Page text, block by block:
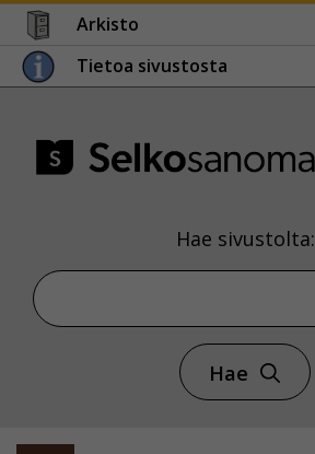
Arkisto
Tietoa sivustosta
Hae sivustolta:
Hae